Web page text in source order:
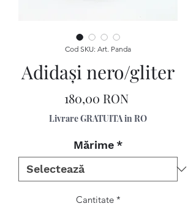
Cod SKU: Art. Panda
Adidași nero/gliter
180,00 RONPreț
Livrare GRATUITA in RO
Mărime *
Cantitate *